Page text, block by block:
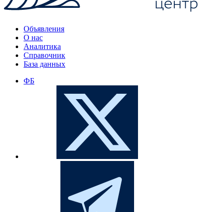
Объявления
О нас
Аналитика
Справочник
База данных
ФБ